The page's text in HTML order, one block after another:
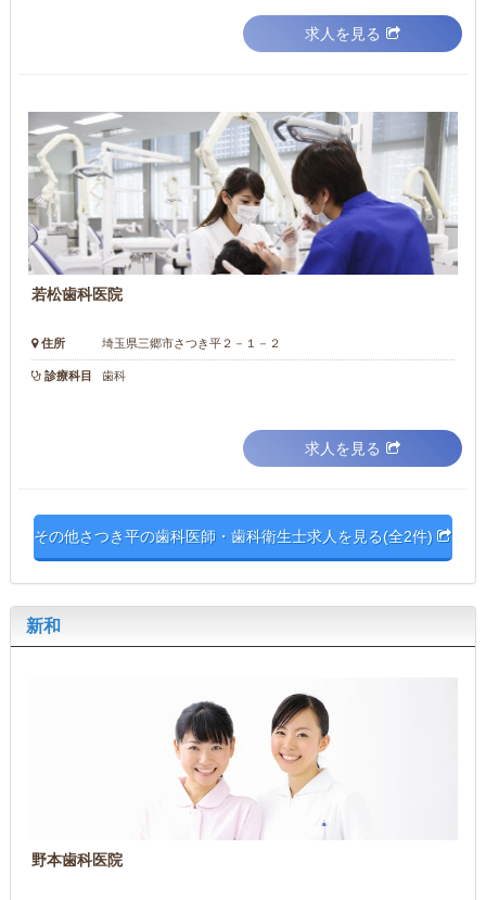
求人を見る
若松歯科医院
住所 埼玉県三郷市さつき平２－１－２
診療科目 歯科
求人を見る
その他さつき平の歯科医師・歯科衛生士求人を見る(全2件)
新和
野本歯科医院